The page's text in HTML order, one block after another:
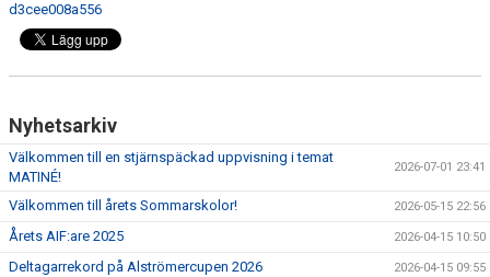
d3cee008a556
Nyhetsarkiv
Välkommen till en stjärnspäckad uppvisning i temat
MATINÉ!
2026-07-01 23:41
Välkommen till årets Sommarskolor! 2026-05-15 22:56
Årets AIF:are 2025 2026-04-15 10:50
Deltagarrekord på Alströmercupen 2026 2026-04-15 09:55